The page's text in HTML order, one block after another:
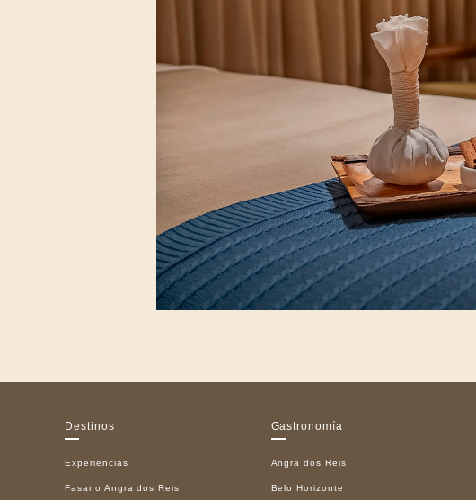
Destinos
Experiencias
Fasano Angra dos Reis
Gastronomía
Angra dos Reis
Belo Horizonte